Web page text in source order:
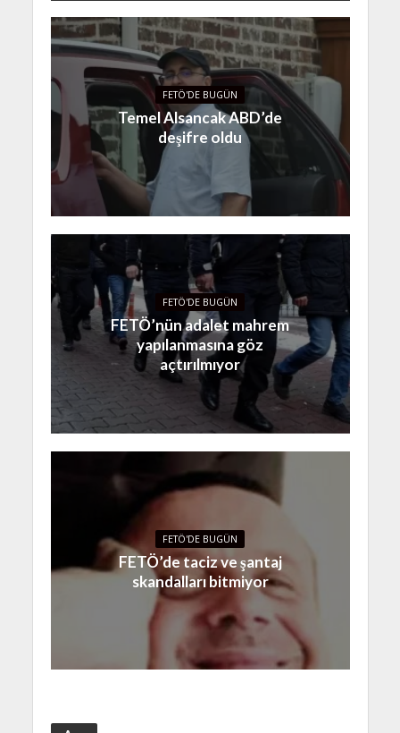
FETÖ'DE BUGÜN
Temel Alsancak ABD’de
deşifre oldu
FETÖ'DE BUGÜN
FETÖ’nün adalet mahrem
yapılanmasına göz
açtırılmıyor
FETÖ'DE BUGÜN
FETÖ’de taciz ve şantaj
skandalları bitmiyor